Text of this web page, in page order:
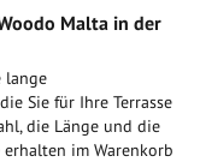
Malta in der
lange
Sie für Ihre Terrasse
die Länge und die
im Warenkorb